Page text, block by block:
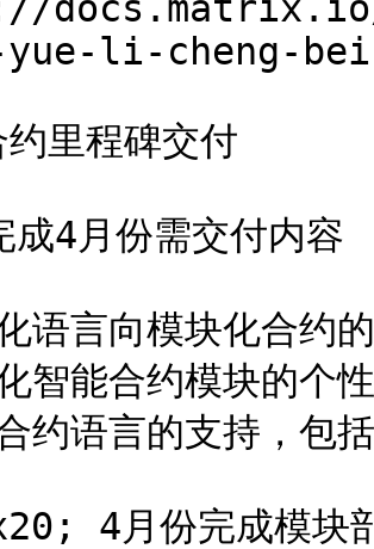
yue-li-cheng-
里程碑交付
4月份需交付内容
语言向模块化合约
智能合约模块的个
语言的支持，包括
4月份完成模块